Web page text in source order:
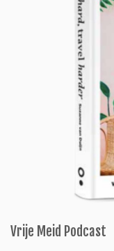
Vrije Meid Podcast